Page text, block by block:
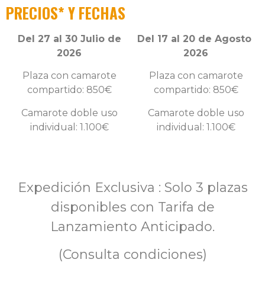
PRECIOS* Y FECHAS
Del 27 al 30 Julio de
2026
Plaza con camarote
compartido: 850€
Camarote doble uso
individual: 1.100€
Del 17 al 20 de Agosto
2026
Plaza con camarote
compartido: 850€
Camarote doble uso
individual: 1.100€
Expedición Exclusiva : Solo 3 plazas
disponibles con Tarifa de
Lanzamiento Anticipado.
(Consulta condiciones)